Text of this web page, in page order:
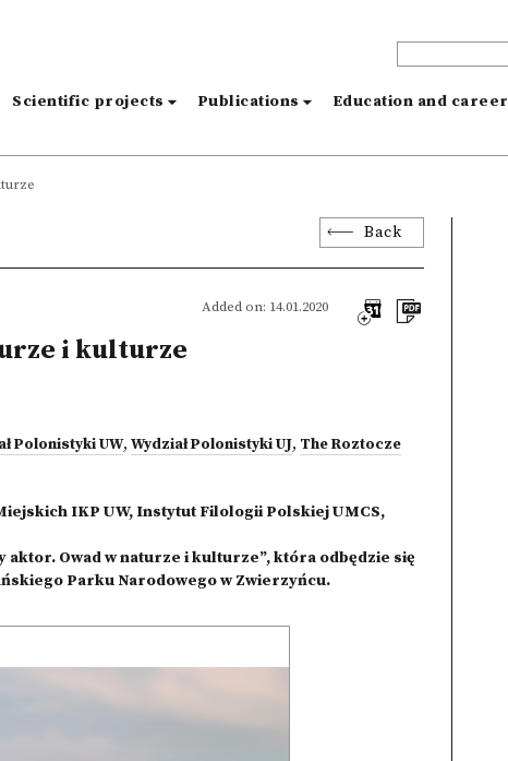
Scientific projects Publications Education and career
Back
Added on: 14.01.2020
i kulturze
Polonistyki UW, Wydział Polonistyki UJ, The Roztocze
IKP UW, Instytut Filologii Polskiej UMCS,
aktor. Owad w naturze i kulturze”, która odbędzie się
Parku Narodowego w Zwierzyńcu.